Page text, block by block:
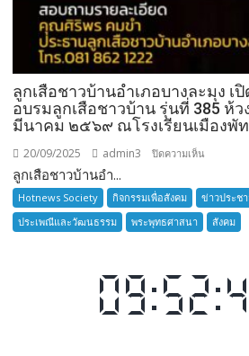
ลูกเสือชาวบ้านอำเภอบางละมุง เ
อบรมลูกเสือชาวบ้าน รุ่นที่ 385 ห้
มีนาคม ๒๕๖๙ ณโรงเรียนเมืองพั
20/09/2025 admin3 ปิดความเห็น
เสือ
ชาว
บ้าน
เปิด
รับ
ลูกเสือชาวบ้านอำ...
Hotnews Society กิจกรรมเพื่อสังคม ข่าวประช
ประเพณีและวัฒนธรรม
พระพุทธศาสนา สังคม